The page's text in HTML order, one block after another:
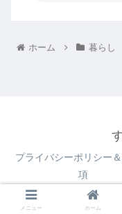
ホーム 暮らし
プライバシーポリシー
項
©
メニュー ホーム